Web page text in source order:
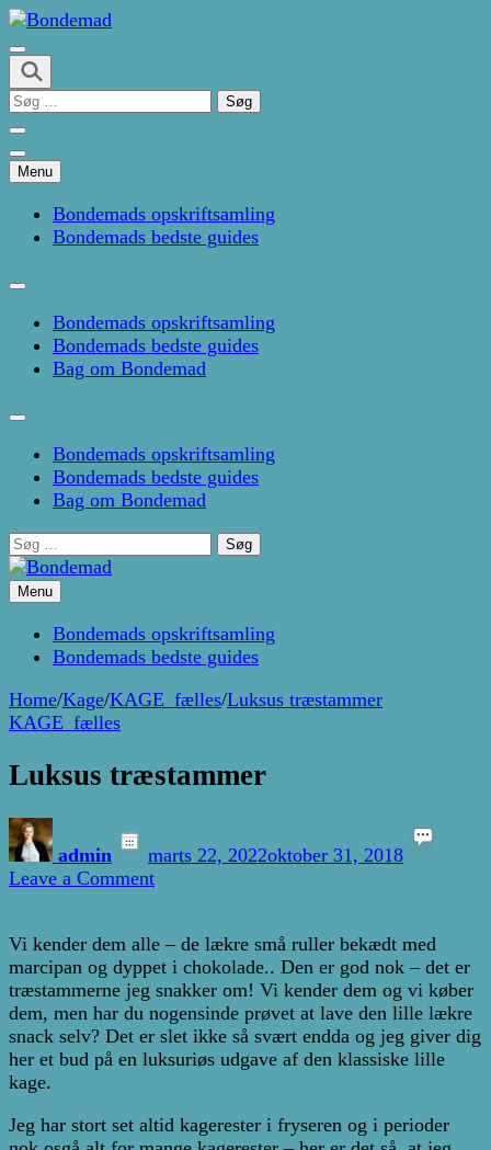
Skip
to
content
(Press
Enter)
Bondemad
Kage- og madblog af Pernille Janbæk
Søg
Menu
Bondemads opskriftsamling
Bondemads bedste guides
Bondemads opskriftsamling
Bondemads bedste guides
Bag om Bondemad
Bondemads opskriftsamling
Bondemads bedste guides
Bag om Bondemad
Søg
efter:
Bondemad
Kage- og madblog af Pernille Janbæk
Menu
Bondemads opskriftsamling
Bondemads bedste guides
Home/Kage/KAGE_fælles/Luksus træstammer
KAGE_fælles
Luksus træstammer
admin marts 22, 2022oktober 31, 2018
Leave a Commenton
Vi kender dem alle – de lækre små ruller bekædt med
marcipan og dyppet i chokolade.. Den er god nok – det er
træstammerne jeg snakker om! Vi kender dem og vi køber
dem, men har du nogensinde prøvet at lave den lille lækre
snack selv? Det er slet ikke så svært endda og jeg giver dig
her et bud på en luksuriøs udgave af den klassiske lille
kage.
Jeg har stort set altid kagerester i fryseren og i perioder